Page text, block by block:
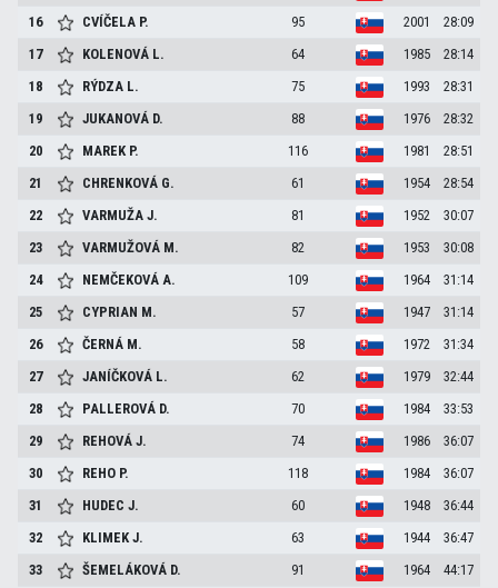
16
CVÍČELA P. 95 2001
28:09
17
KOLENOVÁ L. 64 1985
28:14
18
RÝDZA L. 75 1993
28:31
19
JUKANOVÁ D. 88 1976
28:32
20
MAREK P. 116 1981
28:51
21
CHRENKOVÁ G. 61 1954
28:54
22
VARMUŽAJ. 81 1952
30:07
23
VARMUŽOVÁ M. 82 1953
30:08
24
NEMČEKOVÁA. 109 1964
31:14
25
CYPRIAN M. 57 1947
31:14
26
ČERNÁ M. 58 1972
31:34
27
JANÍČKOVÁ L. 62 1979
32:44
28
PALLEROVÁ D. 70 1984
33:53
29
REHOVÁJ. 74 1986
36:07
30
REHO P. 118 1984
36:07
31
HUDECJ. 60 1948
36:44
32
KLIMEKJ. 63 1944
36:47
33
ŠEMELÁKOVÁ D. 91 1964 44:17